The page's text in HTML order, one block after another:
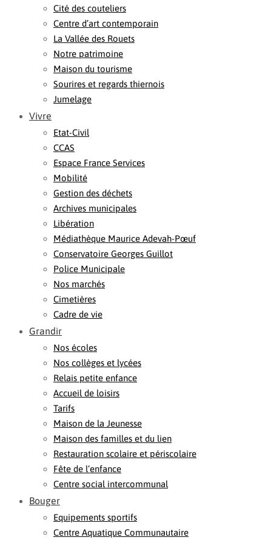
Cité des couteliers
Centre d’art contemporain
La Vallée des Rouets
Notre patrimoine
Maison du tourisme
Sourires et regards thiernois
Jumelage
Vivre
Etat-Civil
CCAS
Espace France Services
Mobilité
Gestion des déchets
Archives municipales
Libération
Médiathèque Maurice Adevah-Pœuf
Conservatoire Georges Guillot
Police Municipale
Nos marchés
Cimetières
Cadre de vie
Grandir
Nos écoles
Nos collèges et lycées
Relais petite enfance
Accueil de loisirs
Tarifs
Maison de la Jeunesse
Maison des familles et du lien
Restauration scolaire et périscolaire
Fête de l’enfance
Centre social intercommunal
Bouger
Equipements sportifs
Centre Aquatique Communautaire